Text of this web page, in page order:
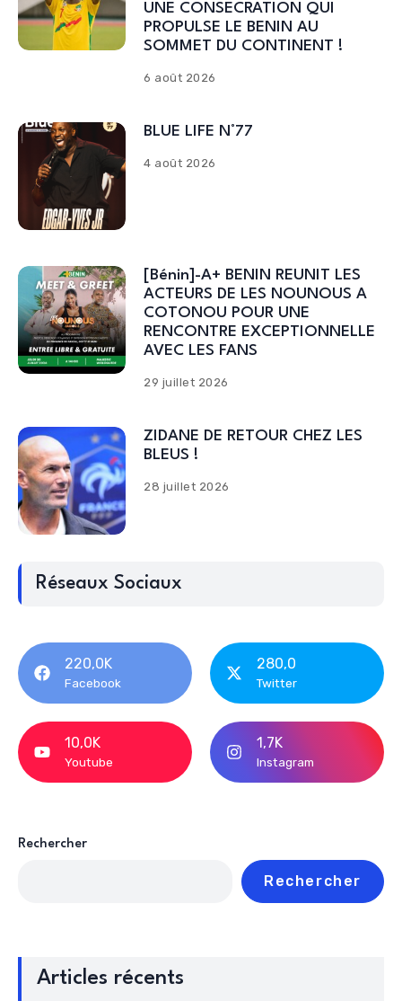
UNE CONSECRATION QUI
PROPULSE LE BENIN AU
SOMMET DU CONTINENT !
6 août 2026
BLUE LIFE N°77
4 août 2026
[Bénin]-A+ BENIN REUNIT LES
ACTEURS DE LES NOUNOUS A
COTONOU POUR UNE
RENCONTRE EXCEPTIONNELLE
AVEC LES FANS
29 juillet 2026
ZIDANE DE RETOUR CHEZ LES
BLEUS !
28 juillet 2026
Réseaux Sociaux
220,0K
Facebook
280,0
Twitter
10,0K
Youtube
1,7K
Instagram
Rechercher
Rechercher
Articles récents